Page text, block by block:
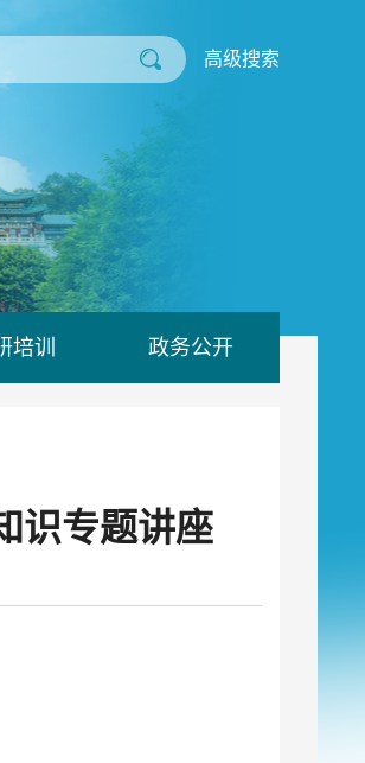
高级搜索
培训 政务公开
识专题讲座